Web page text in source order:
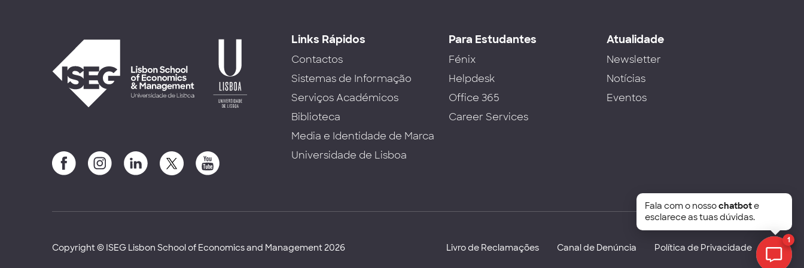
Links Rápidos
Contactos
Sistemas de Informação
Serviços Académicos
Biblioteca
Media e Identidade de Marca
Universidade de Lisboa
Para Estudantes
Fénix
Helpdesk
Office 365
Career Services
Atualidade
Newsletter
Notícias
Eventos
Copyright © ISEG Lisbon School of Economics and Management 2026 Livro de Reclamações Canal de Denúncia Política de Privacidade
1
Fala com o nossochatbote
esclarece as tuas dúvidas.